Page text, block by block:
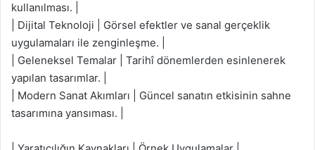
kullanılması. |
| Dijital Teknoloji | Görsel efektler ve sanal gerçeklik
uygulamaları ile zenginleşme. |
| Geleneksel Temalar | Tarihî dönemlerden esinlenerek
yapılan tasarımlar. |
| Modern Sanat Akımları | Güncel sanatın etkisinin sahne
tasarımına yansıması. |